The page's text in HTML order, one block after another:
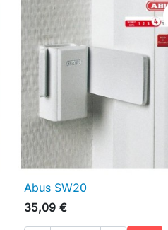
 Aperçu rapide
Abus SW20
35,09 €